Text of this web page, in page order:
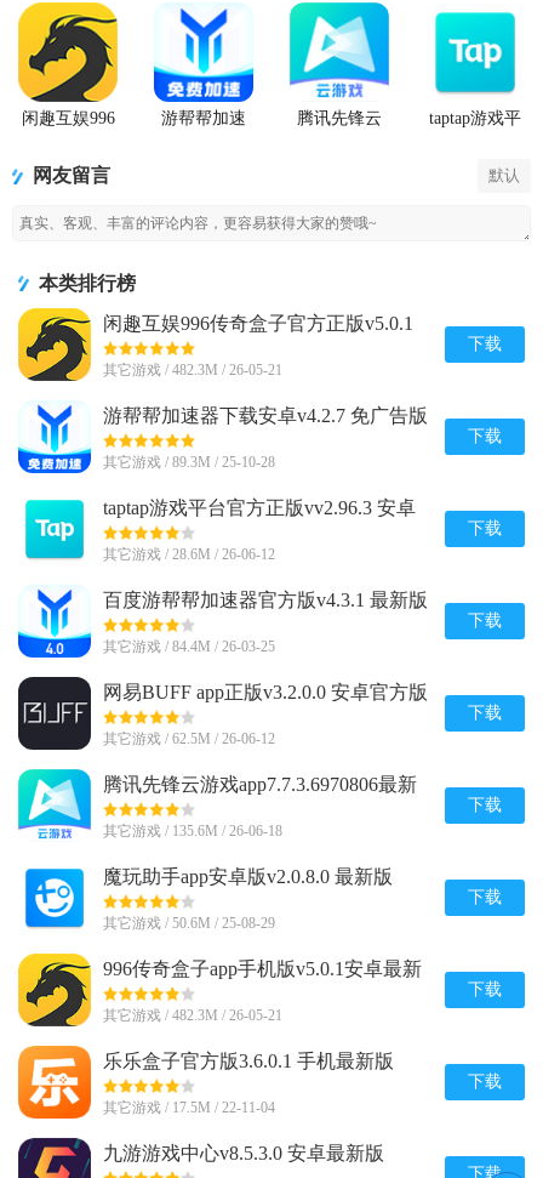
闲趣互娱996
游帮帮加速
腾讯先锋云
taptap游戏平
网友留言 默认
本类排行榜
闲趣互娱996传奇盒子官方正版v5.0.1
赚钱版
其它游戏 / 482.3M / 26-05-21
下载
游帮帮加速器下载安卓v4.2.7 免广告版
其它游戏 / 89.3M / 25-10-28
下载
taptap游戏平台官方正版vv2.96.3 安卓
最新版
其它游戏 / 28.6M / 26-06-12
下载
百度游帮帮加速器官方版v4.3.1 最新版
其它游戏 / 84.4M / 26-03-25
下载
网易BUFF app正版v3.2.0.0 安卓官方版
其它游戏 / 62.5M / 26-06-12
下载
腾讯先锋云游戏app7.7.3.6970806最新
版
其它游戏 / 135.6M / 26-06-18
下载
魔玩助手app安卓版v2.0.8.0 最新版
其它游戏 / 50.6M / 25-08-29
下载
996传奇盒子app手机版v5.0.1安卓最新
版
其它游戏 / 482.3M / 26-05-21
下载
乐乐盒子官方版3.6.0.1 手机最新版
其它游戏 / 17.5M / 22-11-04
下载
九游游戏中心v8.5.3.0 安卓最新版
下载